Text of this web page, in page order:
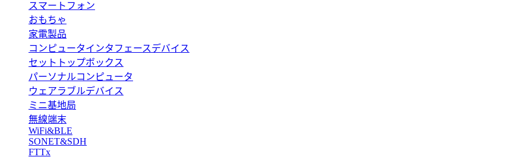
スマートフォン
おもちゃ
家電製品
コンピュータインタフェースデバイス
セットトップボックス
パーソナルコンピュータ
ウェアラブルデバイス
ミニ基地局
無線端末
WiFi&BLE
SONET&SDH
FTTx